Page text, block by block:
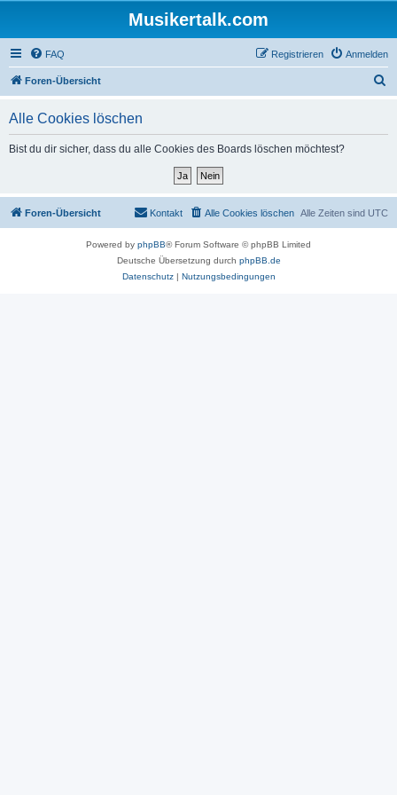
Musikertalk.com
FAQ Anmelden
Registrieren
Foren-Übersicht
Alle Cookies löschen
Bist du dir sicher, dass du alle Cookies des Boards löschen möchtest?
Foren-Übersicht Alle Zeiten sind UTC
Alle Cookies löschen
Kontakt
Powered by phpBB® Forum Software © phpBB Limited
Deutsche Übersetzung durch phpBB.de
Datenschutz| Nutzungsbedingungen